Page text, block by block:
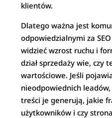
klientów.
Dlatego ważna jest
odpowiedzialnymi za
widzieć wzrost ruchu i
dział sprzedaży wie, czy
wartościowe. Jeśli
nieodpowiednich
treści je generują, jakie
użytkowników i czy